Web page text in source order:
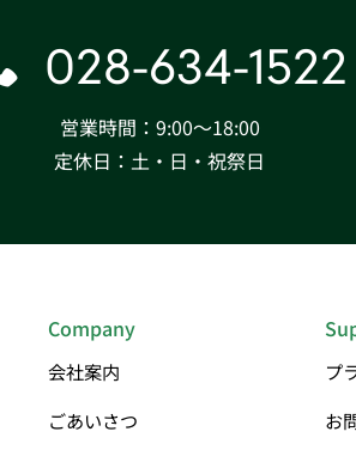
028-634-1522
営業時間：9:00〜18:00
定休日：土・日・祝祭日
Company
会社案内
ごあいさつ
プ
お